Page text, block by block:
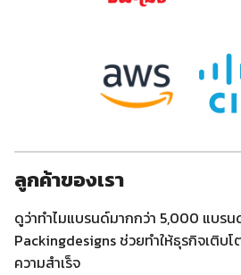
ลูกค้าของเรา
ดูว่าทำไมแบรนด์มากกว่า 5,000 แบรนด์
Packingdesigns ช่วยทำให้ธุรกิจเติบโ
ความสำเร็จ